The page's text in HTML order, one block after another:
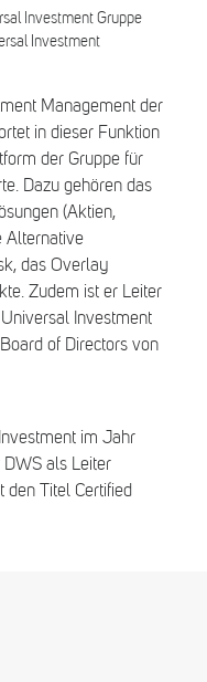
Investment Gruppe
Investment
Management der
in dieser Funktion
der Gruppe für
Dazu gehören das
(Aktien,
Alternative
das Overlay
Zudem ist er Leiter
Investment
of Directors von
im Jahr
als Leiter
den Titel Certified